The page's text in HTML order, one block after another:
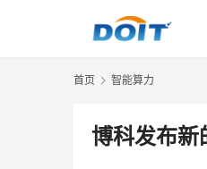
首页 智能算力
博科发布